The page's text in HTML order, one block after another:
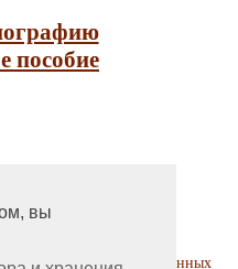
вы
пособие
персональных данных